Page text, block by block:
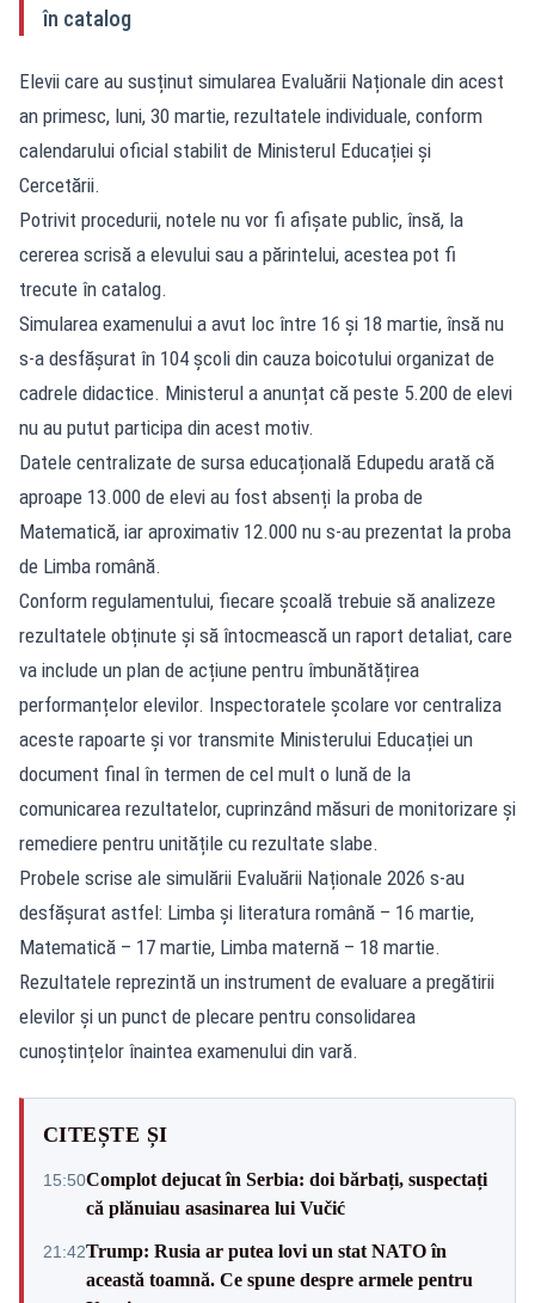
în catalog
Elevii care au susținut simularea Evaluării Naționale din acest
an primesc, luni, 30 martie, rezultatele individuale, conform
calendarului oficial stabilit de Ministerul Educației și
Cercetării.
Potrivit procedurii, notele nu vor fi afișate public, însă, la
cererea scrisă a elevului sau a părintelui, acestea pot fi
trecute în catalog.
Simularea examenului a avut loc între 16 și 18 martie, însă nu
s-a desfășurat în 104 școli din cauza boicotului organizat de
cadrele didactice. Ministerul a anunțat că peste 5.200 de elevi
nu au putut participa din acest motiv.
Datele centralizate de sursa educațională Edupedu arată că
aproape 13.000 de elevi au fost absenți la proba de
Matematică, iar aproximativ 12.000 nu s-au prezentat la proba
de Limba română.
Conform regulamentului, fiecare școală trebuie să analizeze
rezultatele obținute și să întocmească un raport detaliat, care
va include un plan de acțiune pentru îmbunătățirea
performanțelor elevilor. Inspectoratele școlare vor centraliza
aceste rapoarte și vor transmite Ministerului Educației un
document final în termen de cel mult o lună de la
comunicarea rezultatelor, cuprinzând măsuri de monitorizare și
remediere pentru unitățile cu rezultate slabe.
Probele scrise ale simulării Evaluării Naționale 2026 s-au
desfășurat astfel: Limba și literatura română – 16 martie,
Matematică – 17 martie, Limba maternă – 18 martie.
Rezultatele reprezintă un instrument de evaluare a pregătirii
elevilor și un punct de plecare pentru consolidarea
cunoștințelor înaintea examenului din vară.
CITEȘTE ȘI
15:50Complot dejucat în Serbia: doi bărbați, suspectați
că plănuiau asasinarea lui Vučić
21:42Trump: Rusia ar putea lovi un stat NATO în
această toamnă. Ce spune despre armele pentru